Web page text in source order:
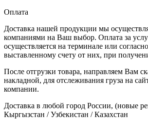
Оплата
Доставка нашей продукции мы
компаниями на Ваш выбор. Оплата за
осуществляется на терминале или
выставленному счету от них, при
После отгрузки товара, направляем Вам
накладной, для отслеживания груза на
компании.
Доставка в любой город России, (новые
Кыргызстан / Узбекистан / Казахстан